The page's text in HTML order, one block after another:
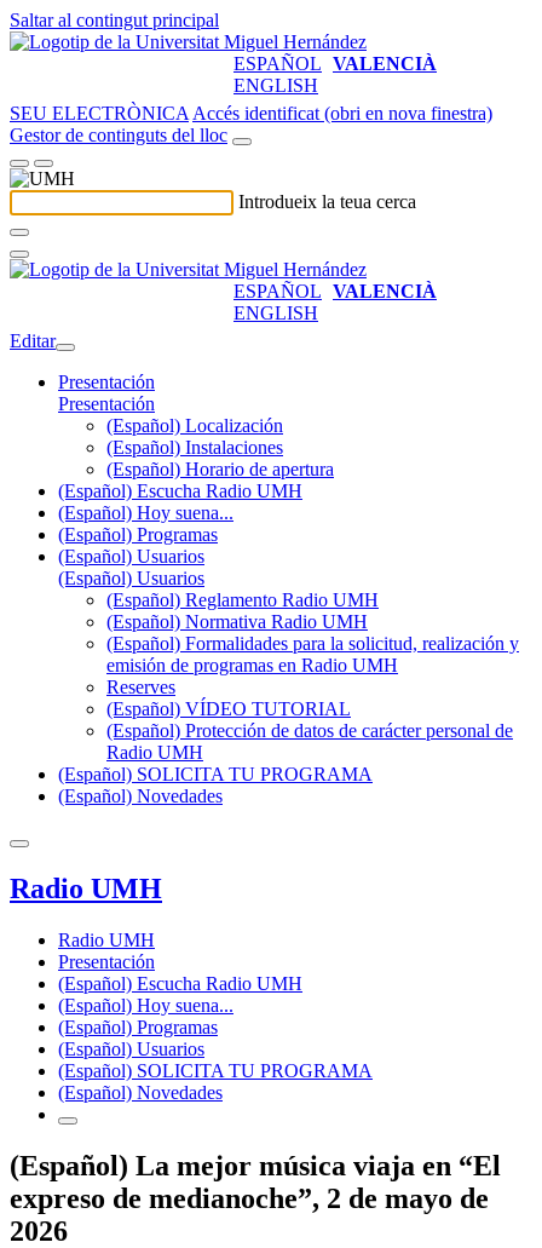
Saltar al contingut principal
ESPAÑOL VALENCIÀ
ENGLISH
SEU ELECTRÒNICA Accés identificat (obri en nova finestra)
Gestor de continguts del lloc
Introdueix la teua cerca
ESPAÑOL VALENCIÀ
ENGLISH
Editar
Presentación
Presentación
(Español) Localización
(Español) Instalaciones
(Español) Horario de apertura
(Español) Escucha Radio UMH
(Español) Hoy suena...
(Español) Programas
(Español) Usuarios
(Español) Usuarios
(Español) Reglamento Radio UMH
(Español) Normativa Radio UMH
(Español) Formalidades para la solicitud, realización y
emisión de programas en Radio UMH
Reserves
(Español) VÍDEO TUTORIAL
(Español) Protección de datos de carácter personal de
Radio UMH
(Español) SOLICITA TU PROGRAMA
(Español) Novedades
Radio UMH
Radio UMH
Presentación
(Español) Escucha Radio UMH
(Español) Hoy suena...
(Español) Programas
(Español) Usuarios
(Español) SOLICITA TU PROGRAMA
(Español) Novedades
(Español) La mejor música viaja en “El
expreso de medianoche”, 2 de mayo de
2026